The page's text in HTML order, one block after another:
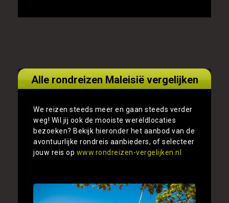
Alle rondreizen Maleisië vergelijken
We reizen steeds meer en gaan steeds verder
weg! Wil jij ook de mooiste wereldlocaties
bezoeken? Bekijk hieronder het aanbod van de
avontuurlijke rondreis aanbieders, of selecteer
jouw reis op www.rondreizen-vergelijken.nl